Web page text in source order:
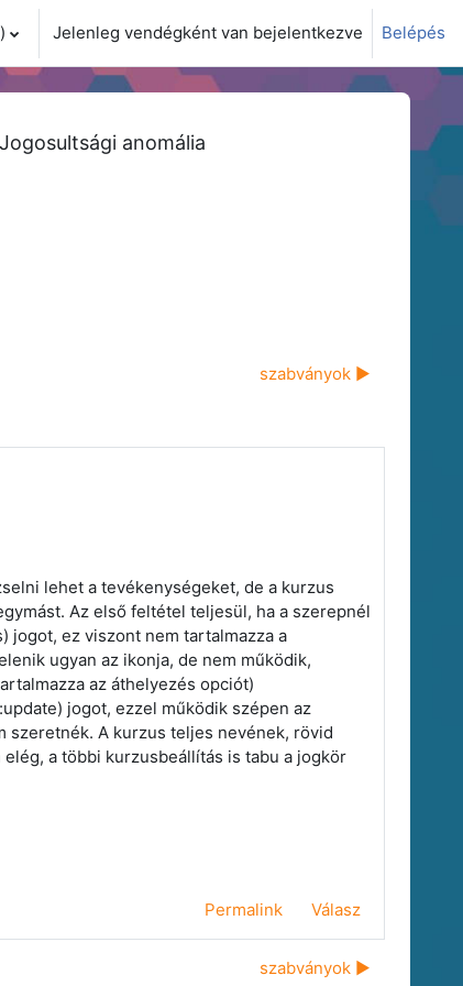
váltása
Jelenleg vendégként van bejelentkezve Belépés
Jogosultsági anomália
szabványok ▶︎
lehet a tevékenységeket, de a kurzus
Az első feltétel teljesül, ha a szerepnél
jogot, ez viszont nem tartalmazza a
ugyan az ikonja, de nem működik,
az áthelyezés opciót)
jogot, ezzel működik szépen az
szeretnék. A kurzus teljes nevének, rövid
a többi kurzusbeállítás is tabu a jogkör
Permalink
Válasz
szabványok ▶︎